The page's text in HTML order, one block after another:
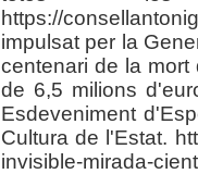
https://
impulsat per la
centenari de la
de 6,5 milions
Esdeveniment
Cultura de l'Estat.
invisible-mirada-